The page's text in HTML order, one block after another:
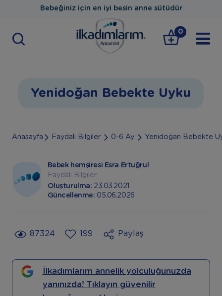
Bebeğiniz için en iyi besin anne sütüdür
0
Yenidoğan Bebekte Uyku
Anasayfa Faydalı Bilgiler 0-6 Ay Yenidoğan Bebekte
Bebek hemşiresi Esra Ertuğrul
Faydalı Bilgiler
Oluşturulma: 23.03.2021
Güncellenme: 05.06.2026
87324 199 Paylaş
İlkadımlarım annelik yolculuğunuzda
yanınızda! Tıklayın güvenilir